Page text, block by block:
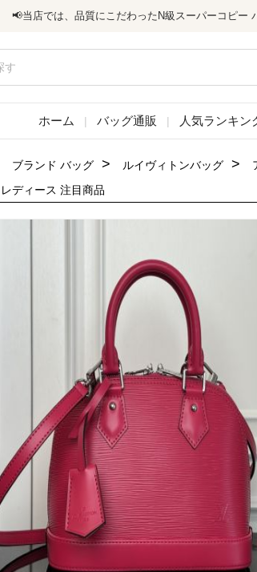
📢当店では、品質にこだわったN級スーパーコピー
ホーム | バッグ通販 | 人気ランキン
ブランド バッグ > ルイヴィトンバッグ >
ディース 注目商品